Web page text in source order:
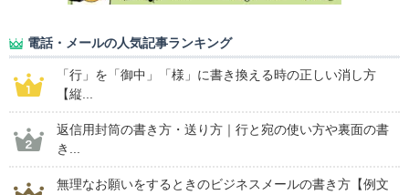
電話・メールの人気記事ランキング
「行」を「御中」「様」に書き換える時の正しい消し方
【縦...
返信用封筒の書き方・送り方｜行と宛の使い方や裏面の書
き...
無理なお願いをするときのビジネスメールの書き方【例文